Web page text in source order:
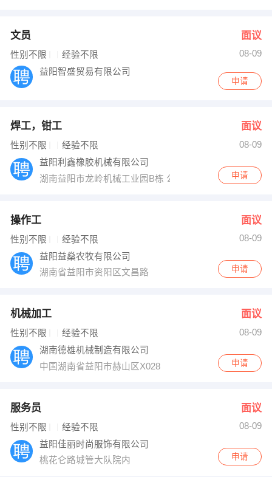
文员 面议
性别不限 经验不限
08-09
益阳智盛贸易有限公司
申请
焊工，钳工 面议
性别不限 经验不限
08-09
益阳利鑫橡胶机械有限公司
湖南益阳市龙岭机械工业园B栋 公
申请
操作工 面议
性别不限 经验不限
08-09
益阳益燊农牧有限公司
湖南省益阳市资阳区文昌路
申请
机械加工 面议
性别不限 经验不限
08-09
湖南德雄机械制造有限公司
中国湖南省益阳市赫山区X028
申请
服务员 面议
性别不限 经验不限
08-09
益阳佳丽时尚服饰有限公司
桃花仑路城管大队院内
申请